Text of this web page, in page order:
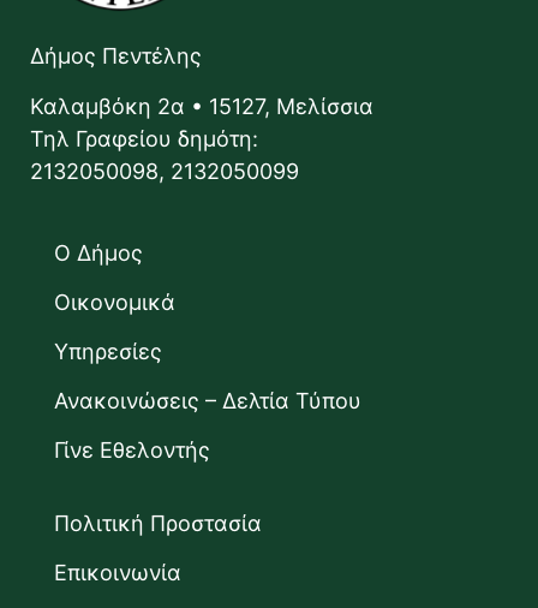
Δήμος Πεντέλης
Καλαμβόκη 2α • 15127, Μελίσσια
Τηλ Γραφείου δημότη:
2132050098, 2132050099
Ο Δήμος
Οικονομικά
Υπηρεσίες
Ανακοινώσεις – Δελτία Τύπου
Γίνε Εθελοντής
Πολιτική Προστασία
Επικοινωνία